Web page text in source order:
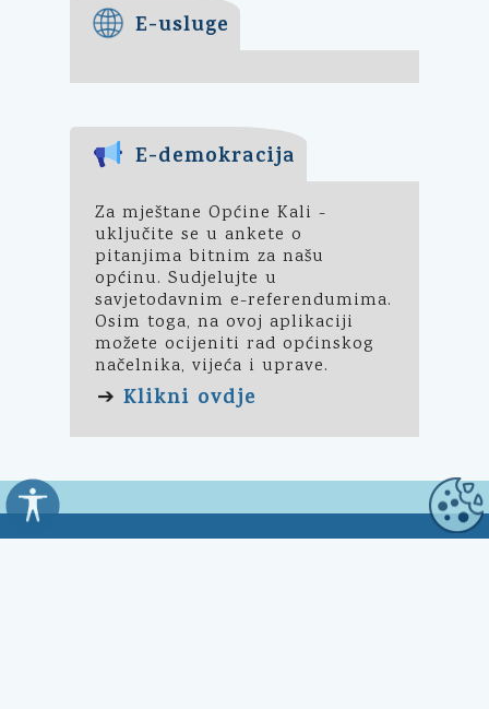
E-usluge
E-demokracija
Za mještane Općine Kali -
uključite se u ankete o
pitanjima bitnim za našu
općinu. Sudjelujte u
savjetodavnim e-referendumima.
Osim toga, na ovoj aplikaciji
možete ocijeniti rad općinskog
načelnika, vijeća i uprave.
➔ Klikni ovdje